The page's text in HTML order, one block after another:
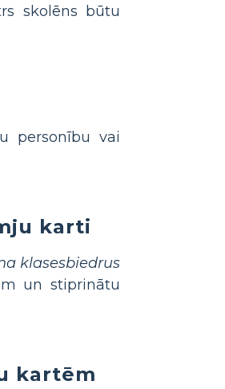
skolēns būtu
personību vai
karti
klasesbiedrus
un stiprinātu
kartēm